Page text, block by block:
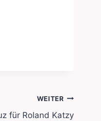
WEITER
für Roland Katzy